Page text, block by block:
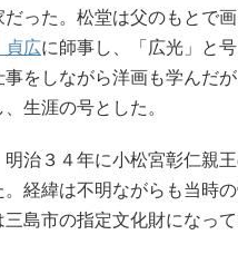
った。松堂は父のもとで
貞広に師事し、「広光」と
をしながら洋画も学んだ
生涯の号とした。
治３４年に小松宮彰仁親
経緯は不明ながらも当時
島市の指定文化財になっ